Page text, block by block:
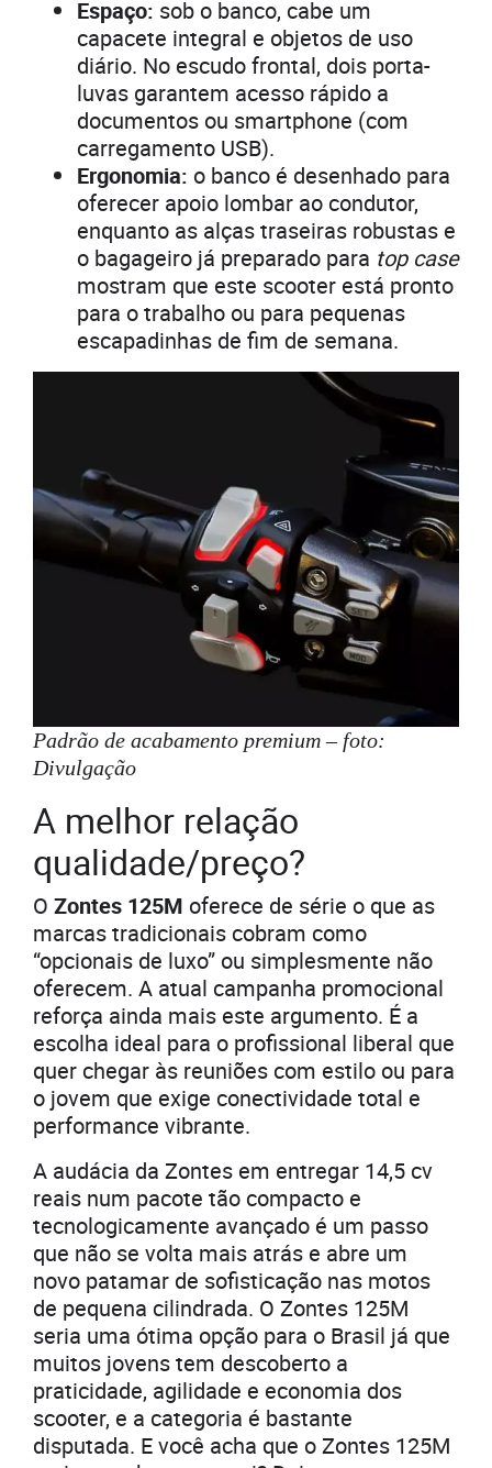
Espaço: sob o banco, cabe um
capacete integral e objetos de uso
diário. No escudo frontal, dois porta-
luvas garantem acesso rápido a
documentos ou smartphone (com
carregamento USB).
Ergonomia: o banco é desenhado para
oferecer apoio lombar ao condutor,
enquanto as alças traseiras robustas e
o bagageiro já preparado para top case
mostram que este scooter está pronto
para o trabalho ou para pequenas
escapadinhas de fim de semana.
Padrão de acabamento premium – foto:
Divulgação
A melhor relação
qualidade/preço?
O Zontes 125M oferece de série o que as
marcas tradicionais cobram como
“opcionais de luxo” ou simplesmente não
oferecem. A atual campanha promocional
reforça ainda mais este argumento. É a
escolha ideal para o profissional liberal que
quer chegar às reuniões com estilo ou para
o jovem que exige conectividade total e
performance vibrante.
A audácia da Zontes em entregar 14,5 cv
reais num pacote tão compacto e
tecnologicamente avançado é um passo
que não se volta mais atrás e abre um
novo patamar de sofisticação nas motos
de pequena cilindrada. O Zontes 125M
seria uma ótima opção para o Brasil já que
muitos jovens tem descoberto a
praticidade, agilidade e economia dos
scooter, e a categoria é bastante
disputada. E você acha que o Zontes 125M